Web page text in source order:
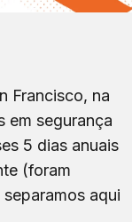
Francisco, na
em segurança
5 dias anuais
(foram
aqui